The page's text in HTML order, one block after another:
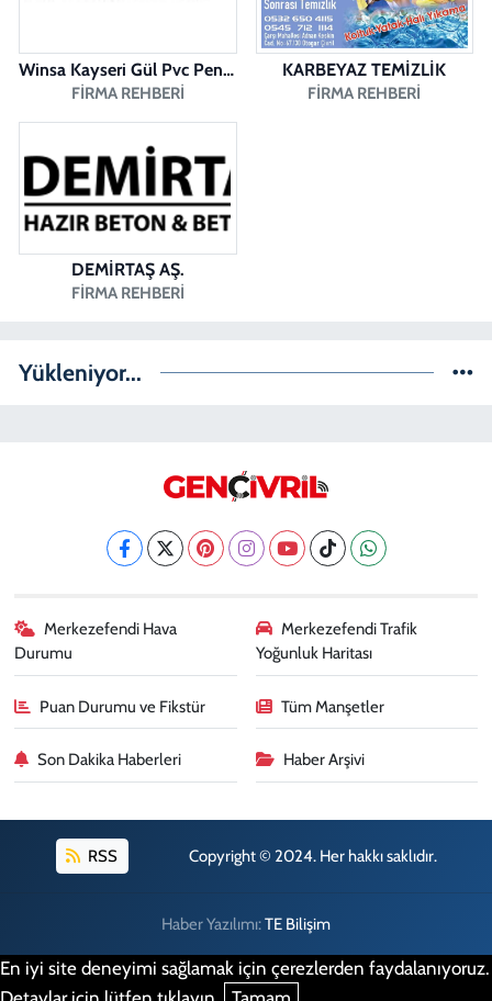
Winsa Kayseri Gül Pvc Pencere Kayseri Winsa
FIRMA REHBERI
KARBEYAZ TEMİZLİK
FIRMA REHBERI
DEMİRTAŞ AŞ.
FIRMA REHBERI
Yükleniyor...
Merkezefendi Hava
Durumu
Merkezefendi Trafik
Yoğunluk Haritası
Puan Durumu ve Fikstür Tüm Manşetler
Son Dakika Haberleri Haber Arşivi
RSS Copyright © 2024. Her hakkı saklıdır.
Haber Yazılımı:TE Bilişim
En iyi site deneyimi sağlamak için çerezlerden faydalanıyoruz.